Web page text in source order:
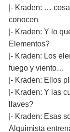
|- Kraden: …
conocen
|- Kraden: Y lo
Elementos?
|- Kraden: Los
fuego y viento…
|- Kraden: Ellos
|- Kraden: Y las
llaves?
|- Kraden: Esas
Alquimista